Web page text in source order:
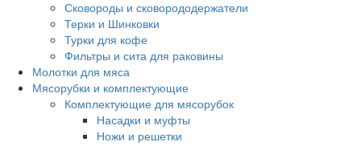
Сковороды и сковорододержатели
Терки и Шинковки
Турки для кофе
Фильтры и сита для раковины
Молотки для мяса
Мясорубки и комплектующие
Комплектующие для мясорубок
Насадки и муфты
Ножи и решетки